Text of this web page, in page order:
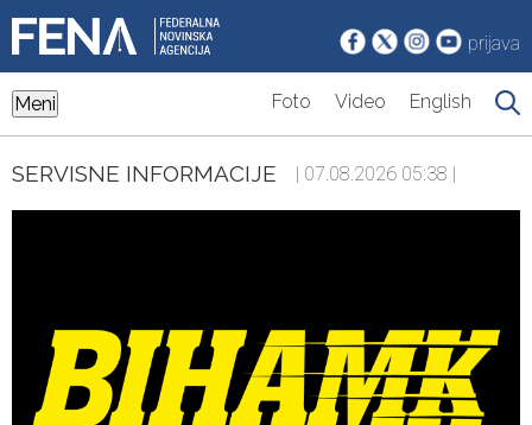
prijava
Meni Foto Video English
SERVISNE INFORMACIJE | 07.08.2026 05:38 |